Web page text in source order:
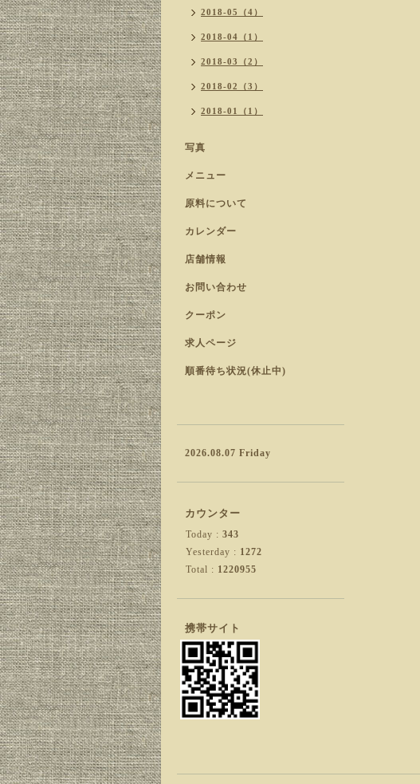
2018-05（4）
2018-04（1）
2018-03（2）
2018-02（3）
2018-01（1）
写真
メニュー
原料について
カレンダー
店舗情報
お問い合わせ
クーポン
求人ページ
順番待ち状況(休止中)
2026.08.07 Friday
カウンター
Today : 343
Yesterday : 1272
Total : 1220955
携帯サイト